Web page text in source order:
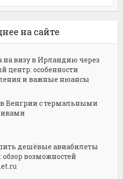
на сайте
на визу в Ирландию через
центр: особенности
и важные нюансы
Венгрии с термальными
дешёвые авиабилеты
обзор возможностей